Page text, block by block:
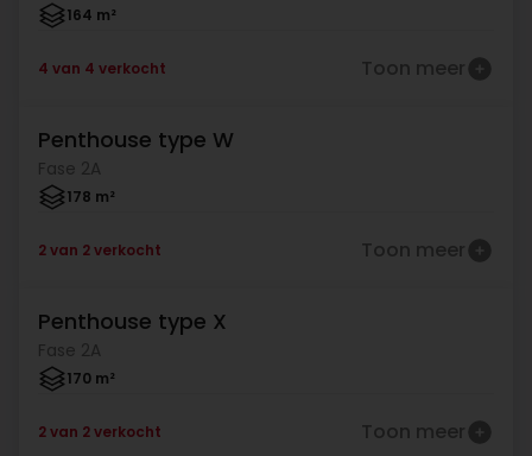
164 m²
4 van 4 verkocht Toon meer
Verkocht
Penthouse type W
Fase 2A
178 m²
2 van 2 verkocht Toon meer
Verkocht
Penthouse type X
Fase 2A
170 m²
2 van 2 verkocht Toon meer